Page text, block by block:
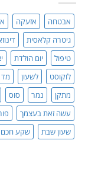
אבטחה אזעקה
גיטרה קלאסית
טיפול
יום הולדת
לוקוסט
לשעון מד
מתקן
נמר סוס
עשה זאת בעצמך
שעון שבת
שקע חכם